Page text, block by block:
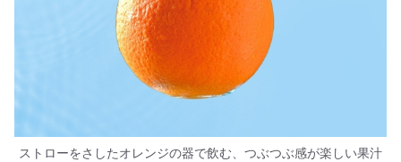
ストローをさしたオレンジの器で飲む、つぶつぶ感が楽しい果汁